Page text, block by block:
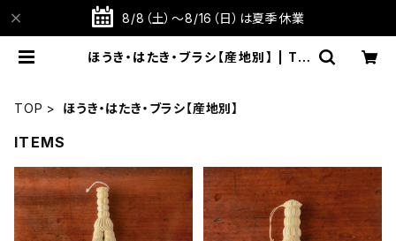
8/8（土）～8/16（日）は夏季休業
ほうき・はたき・ブラシ【産地別】 | TA
TOP ほうき・はたき・ブラシ【産地別】
ITEMS